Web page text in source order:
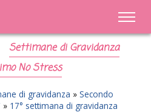
Settimane di Gravidanza
No Stress
di gravidanza » Secondo
» 17° settimana di gravidanza